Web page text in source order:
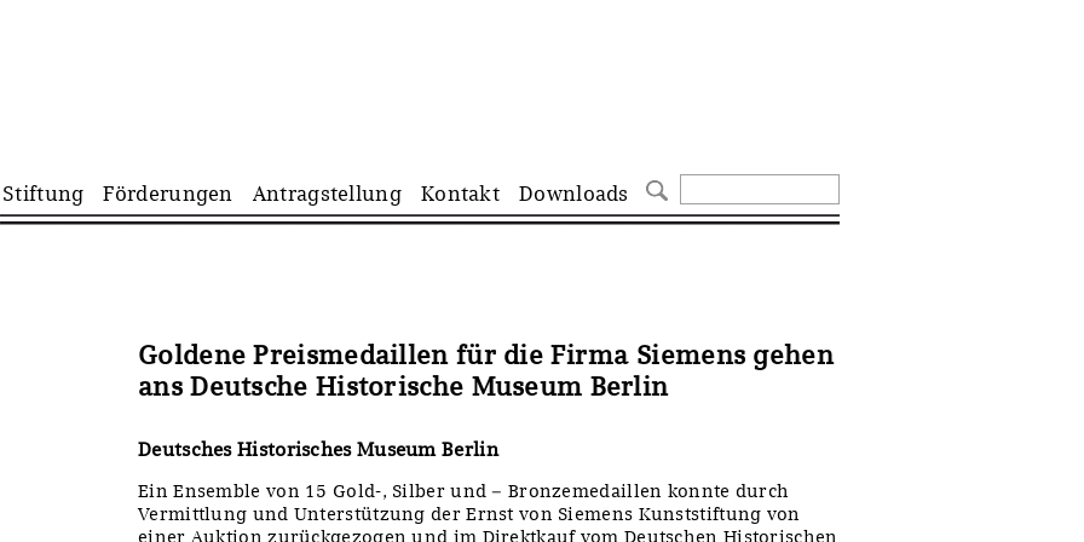
Navigation
überspringen
Stiftung Förderungen Antragstellung Kontakt Downloads
Goldene Preismedaillen für die Firma Siemens gehen
ans Deutsche Historische Museum Berlin
Deutsches Historisches Museum Berlin
Ein Ensemble von 15 Gold-, Silber und – Bronzemedaillen konnte durch
Vermittlung und Unterstützung der Ernst von Siemens Kunststiftung von
einer Auktion zurückgezogen und im Direktkauf vom Deutschen Historischen